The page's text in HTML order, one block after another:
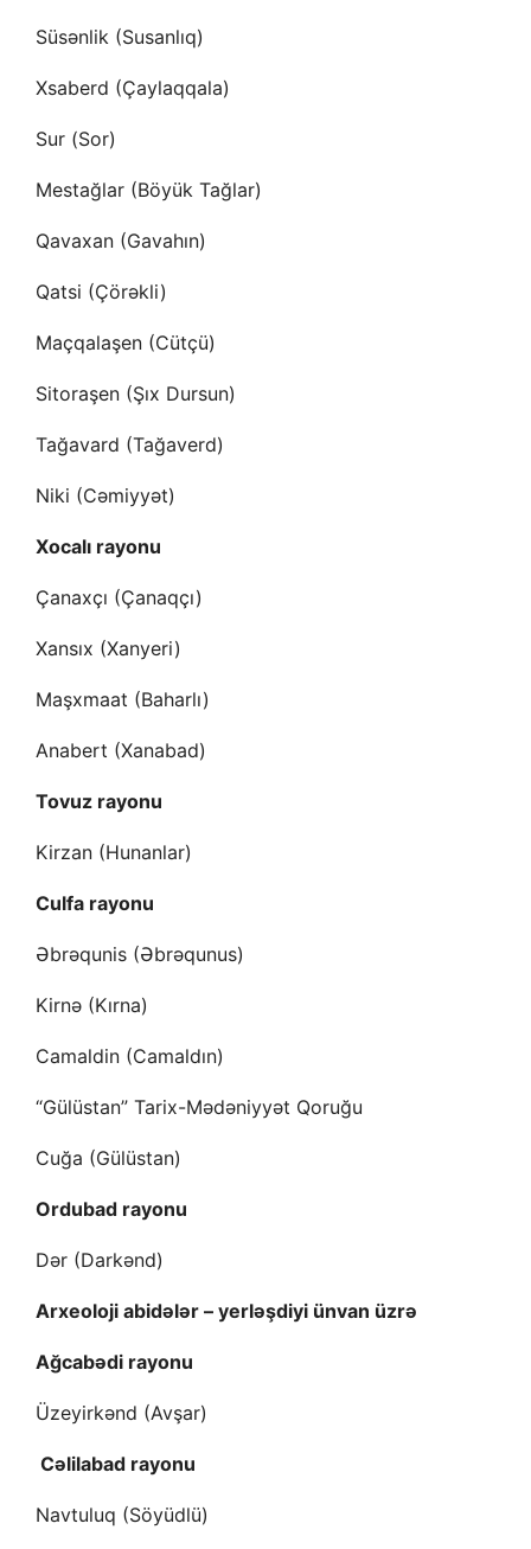
Süsənlik (Susanlıq)
Xsaberd (Çaylaqqala)
Sur (Sor)
Mestağlar (Böyük Tağlar)
Qavaxan (Gavahın)
Qatsi (Çörəkli)
Maçqalaşen (Cütçü)
Sitoraşen (Şıx Dursun)
Tağavard (Tağaverd)
Niki (Cəmiyyət)
Xocalı rayonu
Çanaxçı (Çanaqçı)
Xansıx (Xanyeri)
Maşxmaat (Baharlı)
Anabert (Xanabad)
Tovuz rayonu
Kirzan (Hunanlar)
Culfa rayonu
Əbrəqunis (Əbrəqunus)
Kirnə (Kırna)
Camaldin (Camaldın)
“Gülüstan” Tarix-Mədəniyyət Qoruğu
Cuğa (Gülüstan)
Ordubad rayonu
Dər (Darkənd)
Arxeoloji abidələr – yerləşdiyi ünvan üzrə
Ağcabədi rayonu
Üzeyirkənd (Avşar)
Cəlilabad rayonu
Navtuluq (Söyüdlü)